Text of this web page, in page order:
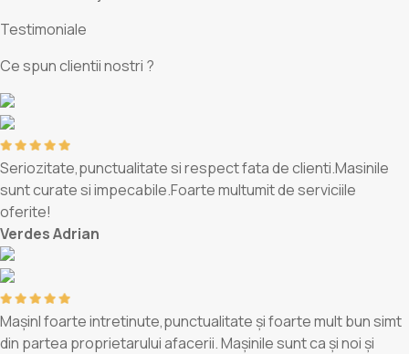
Testimoniale
Ce spun clientiinostri ?
Seriozitate,punctualitate si respect fata de clienti.Masinile
sunt curate si impecabile.Foarte multumit de serviciile
oferite!
Verdes Adrian
MașinI foarte intretinute,punctualitate și foarte mult bun simt
din partea proprietarului afacerii. Mașinile sunt ca și noi și